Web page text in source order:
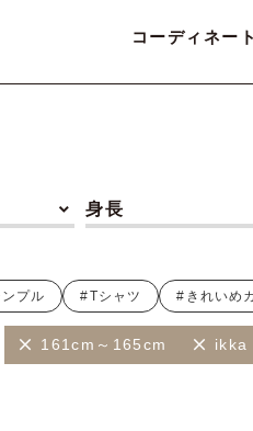
コーディネー
身長
プル #Tシャツ #きれいめ
161cm～165cm ikka